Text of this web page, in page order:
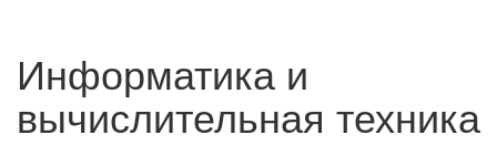
Информатика и
вычислительная техника